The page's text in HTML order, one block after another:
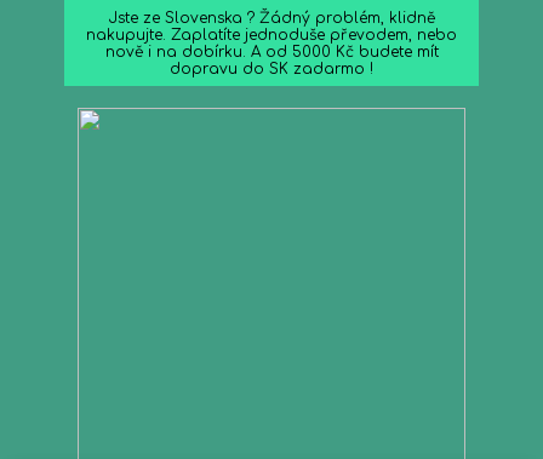
Jste ze Slovenska ? Žádný problém, klidně
nakupujte. Zaplatíte jednoduše převodem, nebo
nově i na dobírku. A od 5000 Kč budete mít
dopravu do SK zadarmo !